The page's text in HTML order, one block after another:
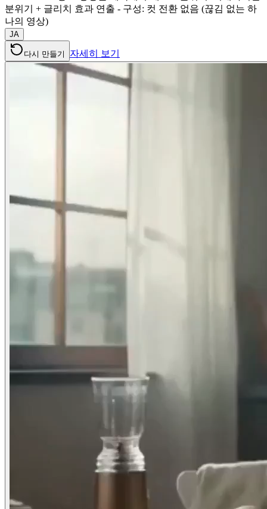
분위기 + 글리치 효과 연출 - 구성: 컷 전환 없음 (끊김 없는 하
나의 영상)
JA
다시 만들기 자세히 보기